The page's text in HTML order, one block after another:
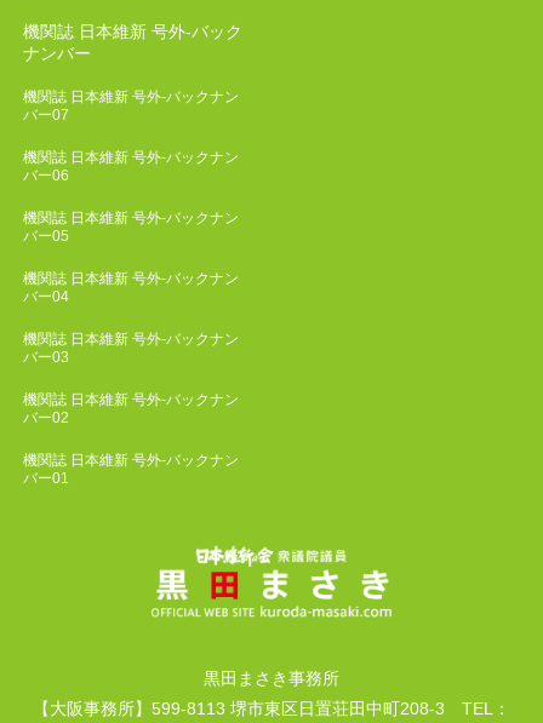
機関誌 日本維新 号外-バック
ナンバー
機関誌 日本維新 号外-バックナン
バー07
機関誌 日本維新 号外-バックナン
バー06
機関誌 日本維新 号外-バックナン
バー05
機関誌 日本維新 号外-バックナン
バー04
機関誌 日本維新 号外-バックナン
バー03
機関誌 日本維新 号外-バックナン
バー02
機関誌 日本維新 号外-バックナン
バー01
黒田まさき事務所
【大阪事務所】599-8113 堺市東区日置荘田中町208-3 TEL：